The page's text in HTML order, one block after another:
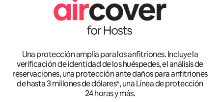
Una protección amplia para los anfitriones. Incluye la
verificación de identidad de los huéspedes, el análisis de
reservaciones, una protección ante daños para anfitriones
de hasta 3 millones de dólares*, una Línea de protección
24 horas y más.